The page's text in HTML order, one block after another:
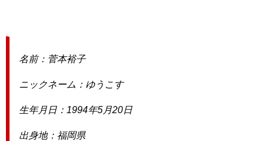
名前：菅本裕子
ニックネーム：ゆうこす
生年月日：1994年5月20日
出身地：福岡県